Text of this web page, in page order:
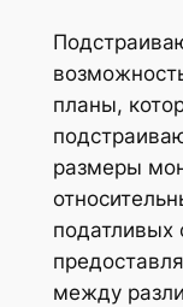
планы,
размеры
податливых
между